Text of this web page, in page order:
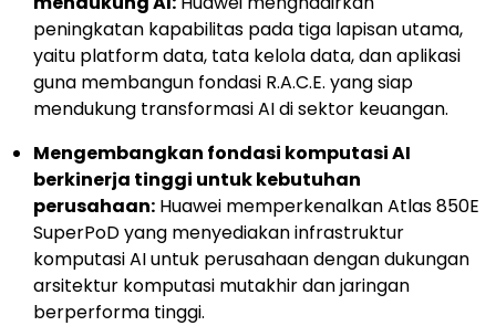
peningkatan kapabilitas pada tiga lapisan utama,
yaitu platform data, tata kelola data, dan aplikasi
guna membangun fondasi R.A.C.E. yang siap
mendukung transformasi AI di sektor keuangan.
Mengembangkan fondasi komputasi AI
berkinerja tinggi untuk kebutuhan
perusahaan: Huawei memperkenalkan Atlas 850E
SuperPoD yang menyediakan infrastruktur
komputasi AI untuk perusahaan dengan dukungan
arsitektur komputasi mutakhir dan jaringan
berperforma tinggi.